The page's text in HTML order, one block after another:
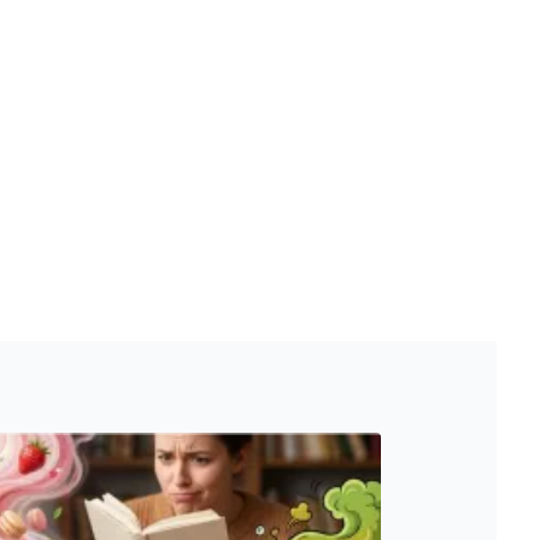
použit jako pro správu stavu relace.
webové stránky a jakoukoli reklamu, kterou koncový
o aktivitě na webu. Tato data mohou být odeslána k